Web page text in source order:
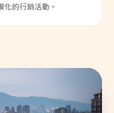
化的行銷活動。